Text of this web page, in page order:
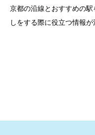
京都の沿線とおすすめの
しをする際に役立つ情報が